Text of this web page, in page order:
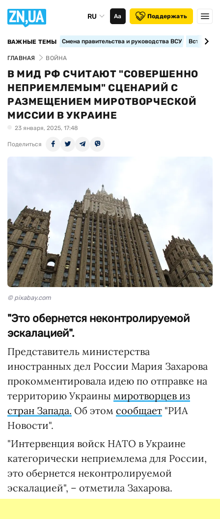
RU Аа Поддержать
ВАЖНЫЕ ТЕМЫ Смена правительства и руководства ВСУ
ГЛАВНАЯ ВОЙНА
В МИД РФ СЧИТАЮТ "СОВЕРШЕННО
НЕПРИЕМЛЕМЫМ" СЦЕНАРИЙ С
РАЗМЕЩЕНИЕМ МИРОТВОРЧЕСКОЙ
МИССИИ В УКРАИНЕ
23 января, 2025, 17:48
Поделиться
© pixabay.com
"Это обернется неконтролируемой
эскалацией".
Представитель министерства
иностранных дел России Мария Захарова
прокомментировала идею по отправке на
территорию Украины миротворцев из
стран Запада. Об этом сообщает "РИА
Новости".
"Интервенция войск НАТО в Украине
категорически неприемлема для России,
это обернется неконтролируемой
эскалацией", – отметила Захарова.